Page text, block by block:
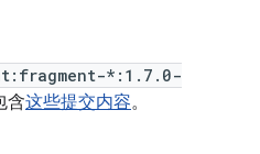
*:1.7.0-
含这些提交内容。